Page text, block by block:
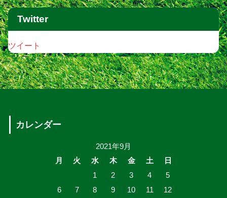
Twitter
ツイート
カレンダー
2021年9月
月
火 水 木 金 土
日
1
2 3 4
5
6
7 8 9 10 11 12